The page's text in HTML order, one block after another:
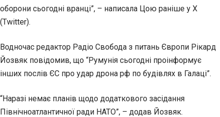
оборони сьогодні вранці”, – написала Цою раніше у X
(Twitter).
Водночас редактор Радіо Свобода з питань Європи Рікард
Йозвяк повідомив, що “Румунія сьогодні проінформує
інших послів ЄС про удар дрона рф по будівлях в Галаці”.
“Наразі немає планів щодо додаткового засідання
Північноатлантичної ради НАТО”, – додав Йозвяк.